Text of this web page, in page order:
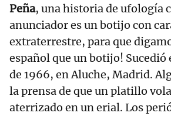
Peña, una historia de ufología
anunciador es un botijo con
extraterrestre, para que
español que un botijo! Sucedió
de 1966, en Aluche, Madrid.
la prensa de que un platillo
aterrizado en un erial. Los